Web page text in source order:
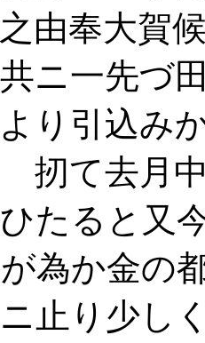
由奉大賀
ニ一先づ
り引込み
扨て去月
たると又
為か金の
止り少し